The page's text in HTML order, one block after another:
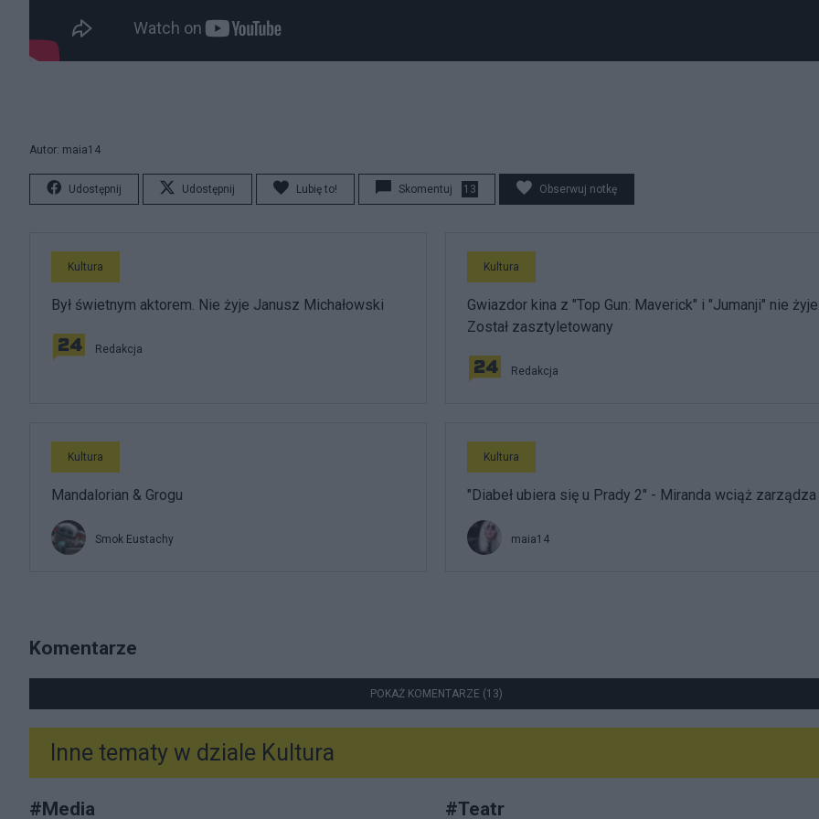
Autor: maia14
Udostępnij Udostępnij Lubię to! Skomentuj 13 Obserwuj notkę
Kultura
Był świetnym aktorem. Nie żyje Janusz Michałowski
Redakcja
Kultura
Gwiazdor kina z "Top Gun: Maverick" i "Jumanji" nie
Został zasztyletowany
Redakcja
Kultura
Mandalorian & Grogu
Smok Eustachy
Kultura
"Diabeł ubiera się u Prady 2" - Miranda wciąż zarządza
maia14
Komentarze
POKAŻ KOMENTARZE (13)
Inne tematy w dziale Kultura
#Media #Teatr